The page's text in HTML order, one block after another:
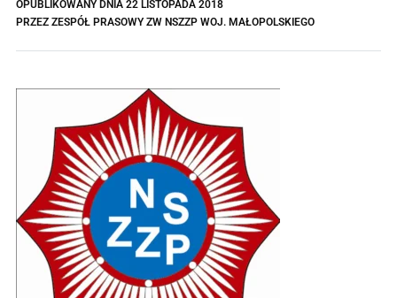
OPUBLIKOWANY DNIA 22 LISTOPADA 2018
PRZEZ ZESPÓŁ PRASOWY ZW NSZZP WOJ. MAŁOPOLSKIEGO